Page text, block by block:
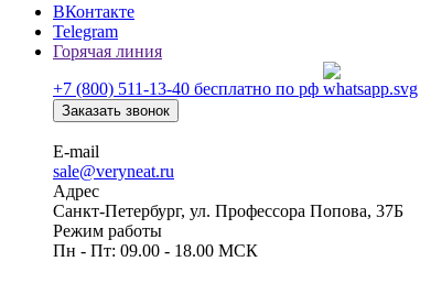
ВКонтакте
Telegram
Горячая линия
+7 (800) 511-13-40 бесплатно по рф
Заказать звонок
E-mail
sale@veryneat.ru
Адрес
Санкт-Петербург, ул. Профессора Попова, 37Б
Режим работы
Пн - Пт: 09.00 - 18.00 МСК